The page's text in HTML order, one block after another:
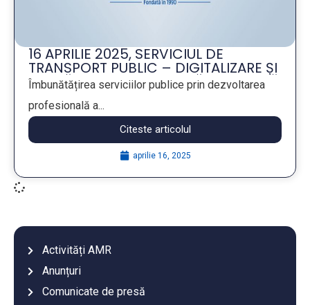
16 APRILIE 2025, SERVICIUL DE
TRANSPORT PUBLIC – DIGITALIZARE ȘI
PREGĂTIRE PROFESIONALĂ CONTINUĂ
PREGĂTIREA PROFESIONALĂ
CONTINUĂ (FPC)
Îmbunătățirea serviciilor publice prin dezvoltarea
profesională a...
Citeste articolul
aprilie 16, 2025
Activități AMR
Anunțuri
Comunicate de presă